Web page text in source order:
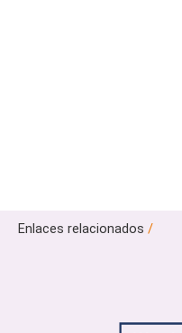
Enlaces relacionados /